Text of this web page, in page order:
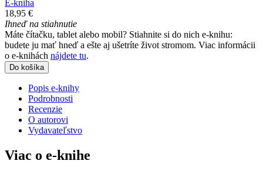
E-kniha
18,95 €
Ihneď na stiahnutie
Máte čítačku, tablet alebo mobil? Stiahnite si do nich e-knihu:
budete ju mať hneď a ešte aj ušetríte život stromom. Viac informácii
o e-knihách nájdete tu.
Do košíka
Popis e-knihy
Podrobnosti
Recenzie
O autorovi
Vydavateľstvo
Viac o e-knihe